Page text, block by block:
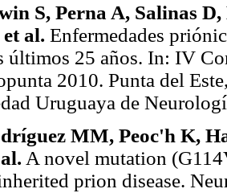
S, Perna A, Salinas
al. Enfermedades
últimos 25 años. In: IV
2010. Punta del
Uruguaya de
MM, Peoc'h K,
A novel mutation
prion disease.